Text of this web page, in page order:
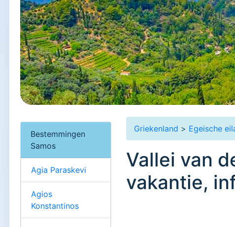
Griekenland > Egeische
Vallei van
vakantie,
Bestemmingen
Samos
Agia Paraskevi
Agios
Konstantinos